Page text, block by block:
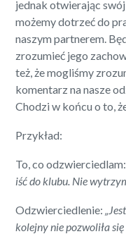
jednak otwierając swój
możemy dotrzeć do
naszym partnerem.
zrozumieć jego
też, że mogliśmy
komentarz na nasze
Chodzi w końcu o to,
Przykład:
To, co odzwierciedlam:
iść do klubu. Nie
Odzwierciedlenie:
kolejny nie pozwoliła